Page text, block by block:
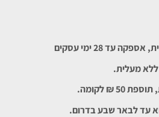
עד 28 ימי עסקים
מעלית.
₪ לקומה.
עד לבאר שבע בדרום.